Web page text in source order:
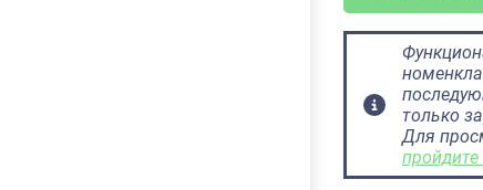
только
Для
пройдите